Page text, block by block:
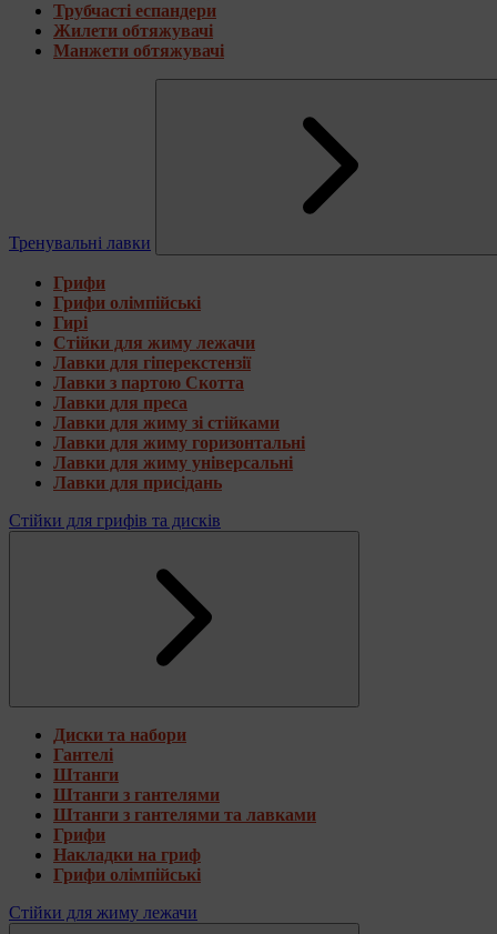
Трубчасті еспандери
Жилети обтяжувачі
Манжети обтяжувачі
Тренувальні лавки
Грифи
Грифи олімпійські
Гирі
Стійки для жиму лежачи
Лавки для гіперекстензії
Лавки з партою Скотта
Лавки для преса
Лавки для жиму зі стійками
Лавки для жиму горизонтальні
Лавки для жиму універсальні
Лавки для присідань
Стійки для грифів та дисків
Диски та набори
Гантелі
Штанги
Штанги з гантелями
Штанги з гантелями та лавками
Грифи
Накладки на гриф
Грифи олімпійські
Стійки для жиму лежачи